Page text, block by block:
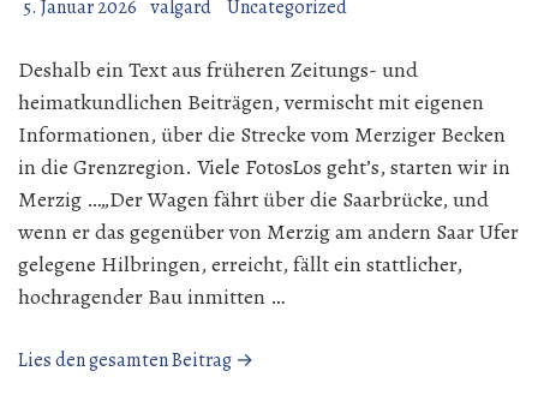
5. Januar 2026 valgard Uncategorized
Deshalb ein Text aus früheren Zeitungs- und
heimatkundlichen Beiträgen, vermischt mit eigenen
Informationen, über die Strecke vom Merziger Becken
in die Grenzregion. Viele FotosLos geht’s, starten wir in
Merzig …„Der Wagen fährt über die Saarbrücke, und
wenn er das gegenüber von Merzig am andern Saar Ufer
gelegene Hilbringen, erreicht, fällt ein stattlicher,
hochragender Bau inmitten …
Lies den gesamten Beitrag →